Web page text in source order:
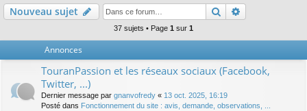
de
c
Nouveau sujet Rechercher
37 sujets • Page 1 sur 1
Annonces
TouranPassion et les réseaux sociaux (Facebook,
Twitter, ...)
Dernier message par gnanvofredy « 13 oct. 2025, 16:19
Posté dans Fonctionnement du site : avis, demande, observations, ...